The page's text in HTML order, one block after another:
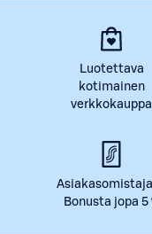
Luotettava
kotimainen
verkkokauppa
Bonusta jopa 5